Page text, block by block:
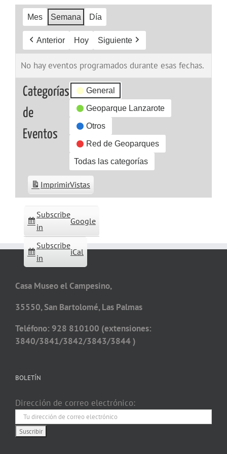
Mes Semana Día
Anterior Hoy Siguiente
No hay eventos programados durante esas fechas.
Categorías
de
Eventos
General
Geoparque Lanzarote
Otros
Red de Geoparques
Todas las categorías
Subscribe
in
Google
Subscribe
in
iCal
ImprimirVistas
Casa Museo el Campesino,
35550, San Bartolomé, Las Palmas
Teléfono: 928 810100 (extensiones:
3840/3841/3842/3843/3844 )
BOLETÍN
Dirección de correo electrónico: